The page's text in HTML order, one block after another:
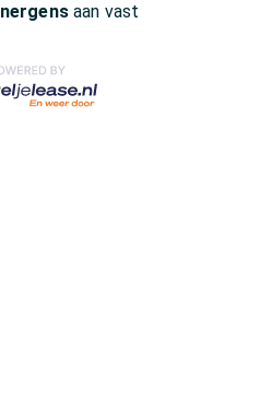
nergensaan vast